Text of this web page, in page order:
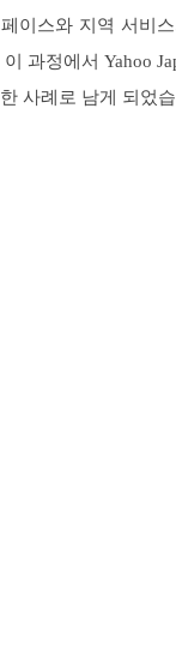
이스와 지역 서비
과정에서 Yahoo
사례로 남게 되었